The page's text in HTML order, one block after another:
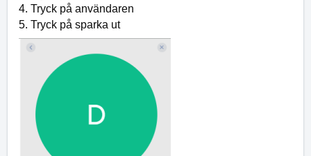
4. Tryck på användaren
5. Tryck på sparka ut